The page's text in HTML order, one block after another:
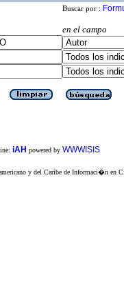
Buscar por :
en el campo
iAH powered by WWWISIS
y del Caribe de Informaci�n en